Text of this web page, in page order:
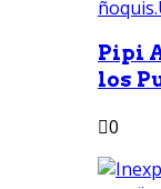
Pipi
los
0